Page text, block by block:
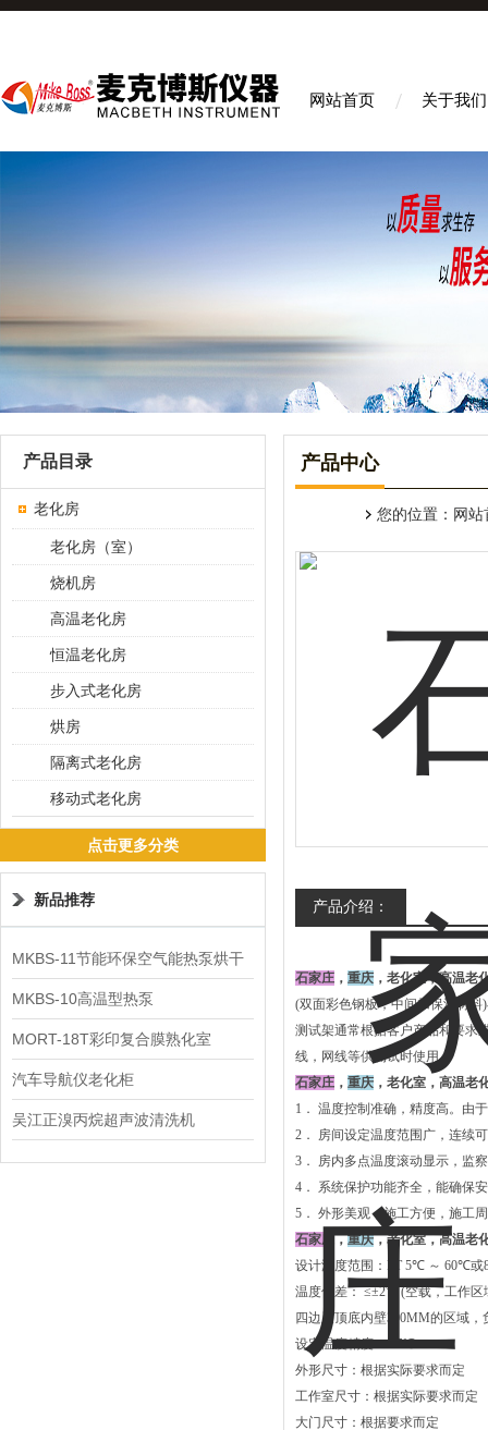
网站首页 关于我们
产品中心
您的位置： 网站
产品介绍：
石家庄 ， 重庆 ，老化室，高温老
(双面彩色钢板，中间加保温材
测试架通常根据客户产品和要求
线，网线等供测试时使用。
石家庄 ， 重庆 ，老化室，高温老
1． 温度控制准确，精度高。由
2． 房间设定温度范围广，连续
3． 房内多点温度滚动显示，监
4． 系统保护功能齐全，能确保
5． 外形美观，施工方便，施工
石家庄 ，重庆，老化室，高温老
设计温度范围：RT 5℃ ～ 60℃或
温度偏差： ≤±2℃ (空载，工作
四边及顶底内壁300MM的区域
设定温度精度：0.5℃
外形尺寸：根据实际要求而定
工作室尺寸：根据实际要求而定
大门尺寸：根据要求而定
产品目录
老化房
老化房（室）
烧机房
高温老化房
恒温老化房
步入式老化房
烘房
隔离式老化房
移动式老化房
点击更多分类
新品推荐
MKBS-11节能环保空气能热泵烘干
机
MKBS-10高温型热泵
MORT-18T彩印复合膜熟化室
汽车导航仪老化柜
吴江正溴丙烷超声波清洗机